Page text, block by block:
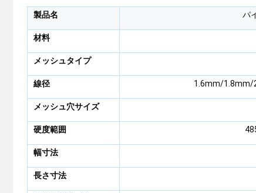
製品名 パ
材料
メッシュタイプ
線径 1.6mm/
メッシュ穴サイズ
硬度範囲
幅寸法
長さ寸法